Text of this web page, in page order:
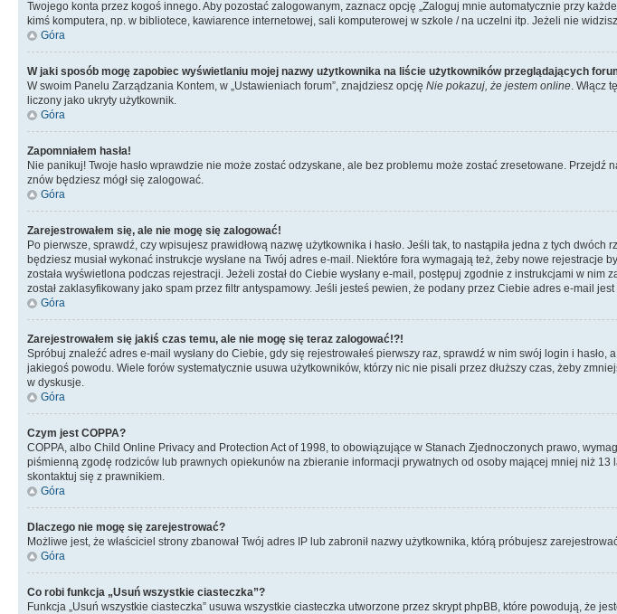
Twojego konta przez kogoś innego. Aby pozostać zalogowanym, zaznacz opcję „Zaloguj mnie automatycznie przy
kimś komputera, np. w bibliotece, kawiarence internetowej, sali komputerowej w szkole / na uczelni itp. Jeżeli nie
Góra
W jaki sposób mogę zapobiec wyświetlaniu mojej nazwy użytkownika na liście użytkowników przeglądających
W swoim Panelu Zarządzania Kontem, w „Ustawieniach forum”, znajdziesz opcję Nie pokazuj, że jestem online. Włącz
liczony jako ukryty użytkownik.
Góra
Zapomniałem hasła!
Nie panikuj! Twoje hasło wprawdzie nie może zostać odzyskane, ale bez problemu może zostać zresetowane. Przejdź
znów będziesz mógł się zalogować.
Góra
Zarejestrowałem się, ale nie mogę się zalogować!
Po pierwsze, sprawdź, czy wpisujesz prawidłową nazwę użytkownika i hasło. Jeśli tak, to nastąpiła jedna z tych
będziesz musiał wykonać instrukcje wysłane na Twój adres e-mail. Niektóre fora wymagają też, żeby nowe
została wyświetlona podczas rejestracji. Jeżeli został do Ciebie wysłany e-mail, postępuj zgodnie z instrukcjami w
został zaklasyfikowany jako spam przez filtr antyspamowy. Jeśli jesteś pewien, że podany przez Ciebie adres e-mail
Góra
Zarejestrowałem się jakiś czas temu, ale nie mogę się teraz zalogować!?!
Spróbuj znaleźć adres e-mail wysłany do Ciebie, gdy się rejestrowałeś pierwszy raz, sprawdź w nim swój login i
jakiegoś powodu. Wiele forów systematycznie usuwa użytkowników, którzy nic nie pisali przez dłuższy czas, żeby
w dyskusje.
Góra
Czym jest COPPA?
COPPA, albo Child Online Privacy and Protection Act of 1998, to obowiązujące w Stanach Zjednoczonych prawo,
piśmienną zgodę rodziców lub prawnych opiekunów na zbieranie informacji prywatnych od osoby mającej mniej niż
skontaktuj się z prawnikiem.
Góra
Dlaczego nie mogę się zarejestrować?
Możliwe jest, że właściciel strony zbanował Twój adres IP lub zabronił nazwy użytkownika, którą próbujesz
Góra
Co robi funkcja „Usuń wszystkie ciasteczka”?
Funkcja „Usuń wszystkie ciasteczka” usuwa wszystkie ciasteczka utworzone przez skrypt phpBB, które powodują, że